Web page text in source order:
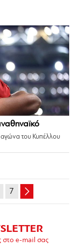
αγώνα του Κυπέλλου
7
στο e-mail σας